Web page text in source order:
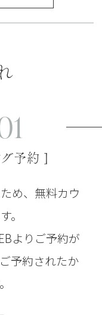
予約 ]
め、無料カウ
。
よりご予約が
予約されたか